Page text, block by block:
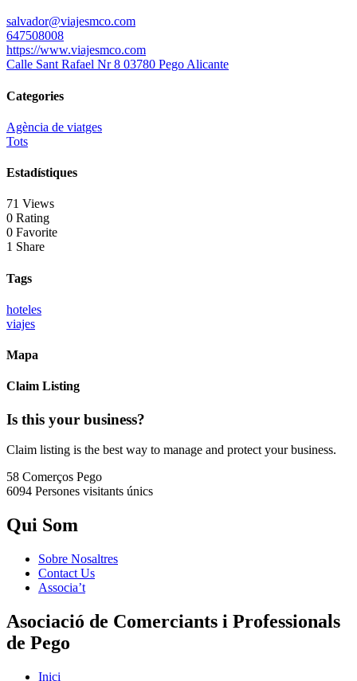
salvador@viajesmco.com
647508008
https://www.viajesmco.com
Calle Sant Rafael Nr 8 03780 Pego Alicante
Categories
Agència de viatges
Tots
Estadístiques
71 Views
0 Rating
0 Favorite
1 Share
Tags
hoteles
viajes
Mapa
Claim Listing
Is this your business?
Claim listing is the best way to manage and protect your business.
58 Comerços Pego
6094 Persones visitants únics
Qui Som
Sobre Nosaltres
Contact Us
Associa’t
Asociació de Comerciants i Professionals
de Pego
Inici